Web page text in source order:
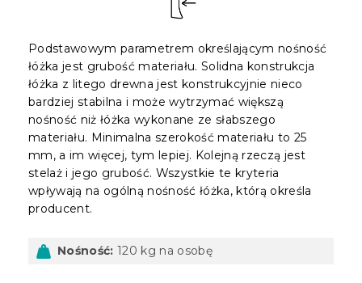
Podstawowym parametrem określającym nośność
łóżka jest grubość materiału. Solidna konstrukcja
łóżka z litego drewna jest konstrukcyjnie nieco
bardziej stabilna i może wytrzymać większą
nośność niż łóżka wykonane ze słabszego
materiału. Minimalna szerokość materiału to 25
mm, a im więcej, tym lepiej. Kolejną rzeczą jest
stelaż i jego grubość. Wszystkie te kryteria
wpływają na ogólną nośność łóżka, którą określa
producent.
Nośność: 120 kg na osobę